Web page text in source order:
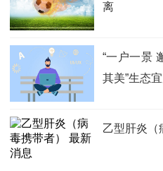
离
“一户一景
其美”生态
乙型肝炎（